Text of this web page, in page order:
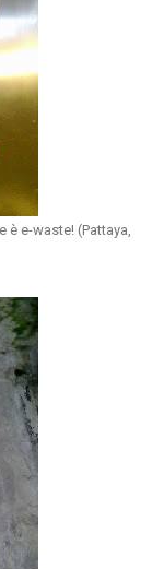
e-waste! (Pattaya,